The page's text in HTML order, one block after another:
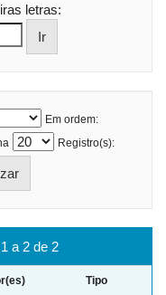
letras:
Em ordem:
Registro(s):
a 2 de 2
Tipo